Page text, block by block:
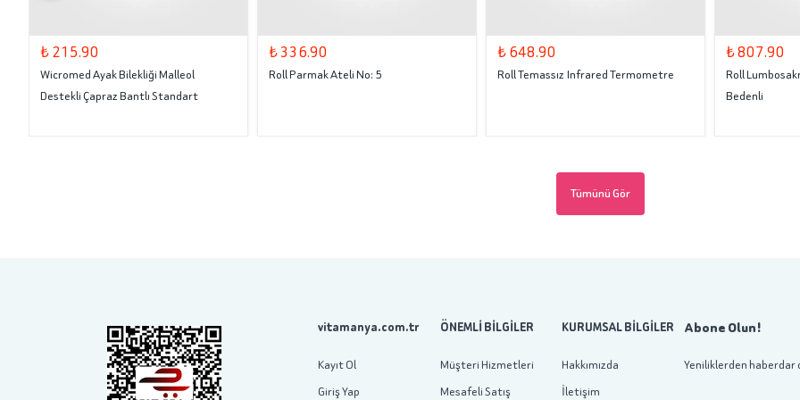
₺ 215.90
Wicromed Ayak Bilekliği Malleol
Destekli Çapraz Bantlı Standart
₺ 336.90
Roll Parmak Ateli No: 5
₺ 648.90
Roll Temassız Infrared Termometre
₺ 807.90
Roll
Bedenli
Tümünü Gör
vitamanya.com.tr
Kayıt Ol
Giriş Yap
ÖNEMLİ BİLGİLER
Müşteri Hizmetleri
Mesafeli Satış
KURUMSAL BİLGİLER
Hakkımızda
İletişim
Abone Olun!
Yeniliklerden haberdar